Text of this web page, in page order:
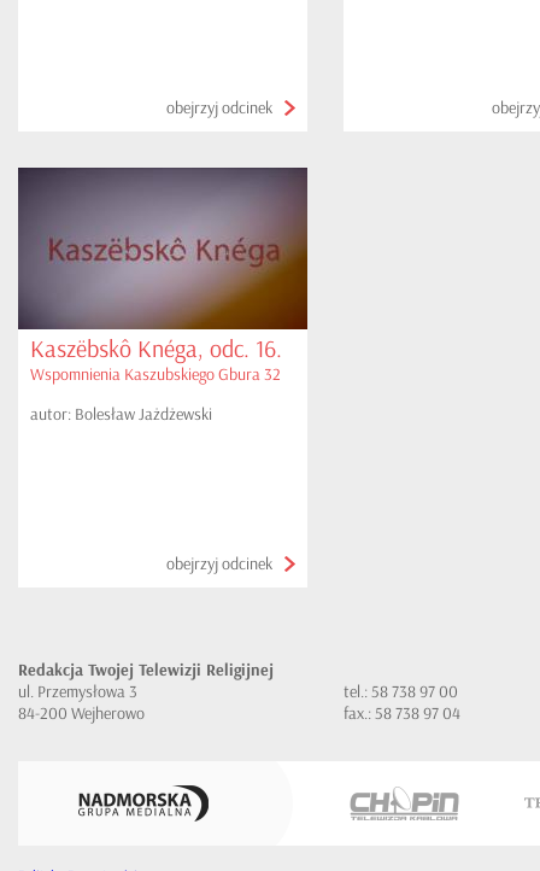
obejrzyj odcinek
Kaszëbskô Knéga, odc. 16.
Wspomnienia Kaszubskiego Gbura 32
autor: Bolesław Jażdżewski
obejrzyj odcinek
Redakcja Twojej Telewizji Religijnej
ul. Przemysłowa 3
84-200 Wejherowo
tel.: 58 738 97 00
fax.: 58 738 97 04